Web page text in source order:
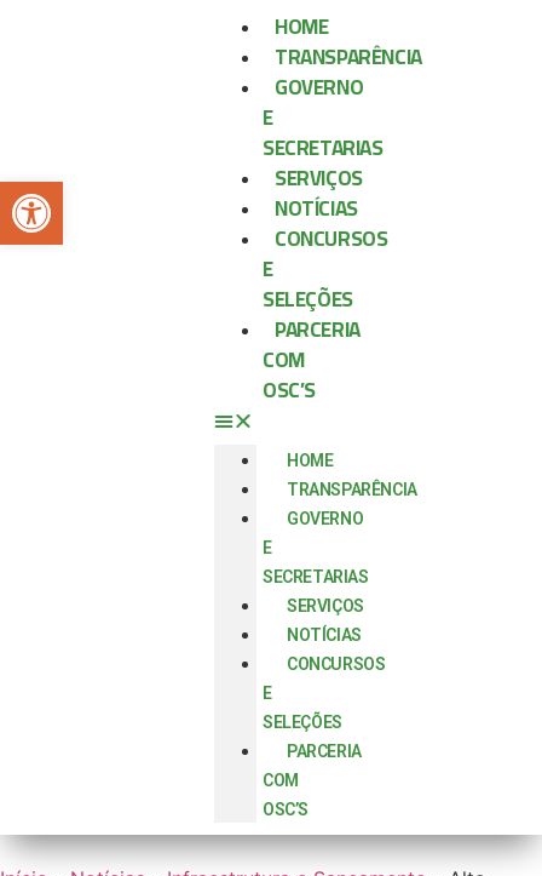
HOME
TRANSPARÊNCIA
GOVERNO
E
SECRETARIAS
SERVIÇOS
NOTÍCIAS
CONCURSOS
E
SELEÇÕES
PARCERIA
COM
OSC’S
HOME
TRANSPARÊNCIA
GOVERNO
E
SECRETARIAS
SERVIÇOS
NOTÍCIAS
CONCURSOS
E
SELEÇÕES
PARCERIA
COM
OSC’S
Abrir a barra de ferramentas